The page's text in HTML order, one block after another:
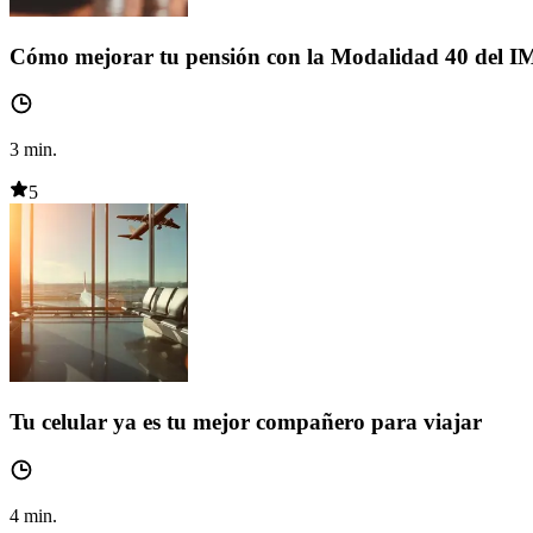
Cómo mejorar tu pensión con la Modalidad 40 del
3 min.
5
Tu celular ya es tu mejor compañero para viajar
4 min.